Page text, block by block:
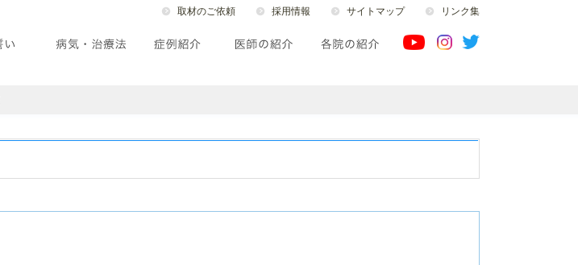
取材のご依頼 採用情報 サイトマップ リンク集